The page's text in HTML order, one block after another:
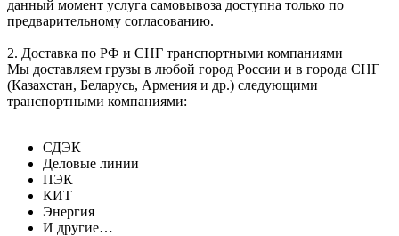
данный момент услуга самовывоза доступна только по
предварительному согласованию.
2. Доставка по РФ и СНГ транспортными компаниями
Мы доставляем грузы в любой город России и в города СНГ
(Казахстан, Беларусь, Армения и др.) следующими
транспортными компаниями:
СДЭК
Деловые линии
ПЭК
КИТ
Энергия
И другие…